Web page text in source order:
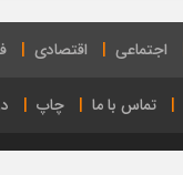
اجتماعی اقتصادی
تماس با ما چاپ